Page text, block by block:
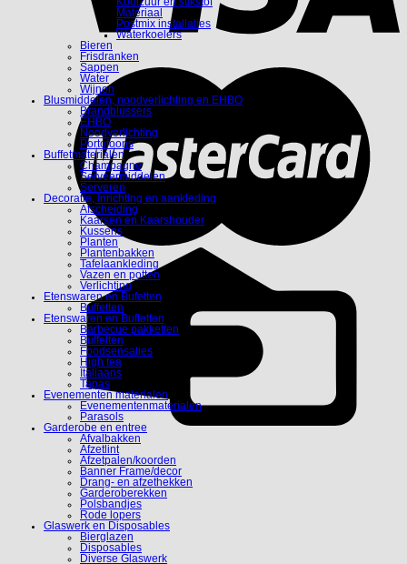
Materiaal
Postmix installaties
Waterkoelers
Bieren
Frisdranken
Sappen
Water
Wijnen
Blusmiddelen, noodverlichting en EHBO
Brandblussers
EHBO
Noodverlichting
Portofoons
Buffetmaterialen
Champagne
Serveermiddelen
Serveren
Decoratie, inrichting en aankleding
Afscheiding
Kaarsen en Kaarshouder
Kussens
Planten
Plantenbakken
Tafelaankleding
Vazen en potten
Verlichting
Etenswaren en Bufetten
Buffetten
Etenswaren en Buffetten
Barbecue pakketten
Buffetten
Foodsensaties
High tea
Italiaans
Tapas
Evenementen materialen
Evenementenmaterialen
Parasols
Garderobe en entree
Afvalbakken
Afzetlint
Afzetpalen/koorden
Banner Frame/decor
Drang- en afzethekken
Garderoberekken
Polsbandjes
Rode lopers
Glaswerk en Disposables
Bierglazen
Disposables
Diverse Glaswerk